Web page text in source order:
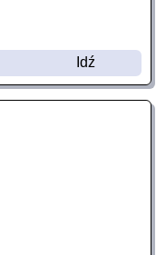
Idź